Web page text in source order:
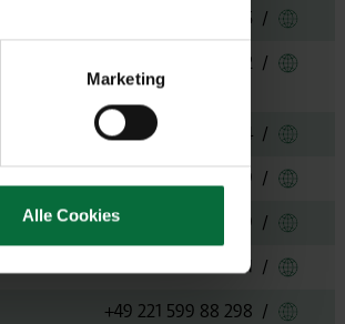
Marketing
Alle Cookies
01 253 3025 /
+43 1 587 4532 /
+43 1 4420084 /
+43 1 206091999 /
+43 720 229 149 /
+49 69 9432 2001 /
+49 221 599 88 298 /